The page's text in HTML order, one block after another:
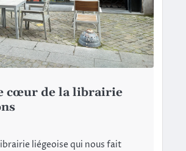
cœur de la librairie
liégeoise qui nous fait